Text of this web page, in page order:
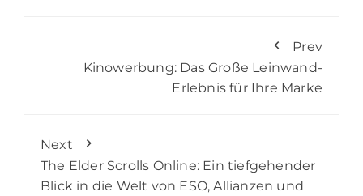
Prev
Kinowerbung: Das Große Leinwand-
Erlebnis für Ihre Marke
Next
The Elder Scrolls Online: Ein tiefgehender
Blick in die Welt von ESO, Allianzen und